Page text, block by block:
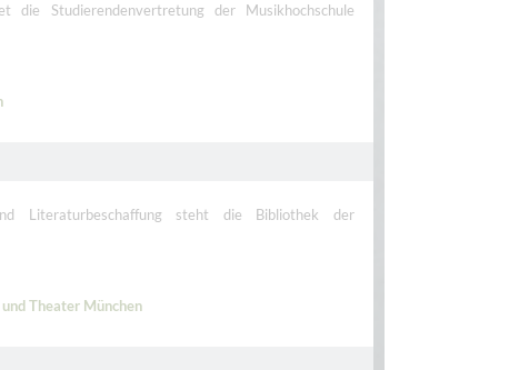
die Studierendenvertretung der Musikhochschule
Literaturbeschaffung steht die Bibliothek der
Theater München